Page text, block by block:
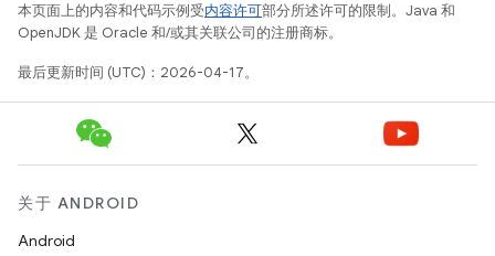
本页面上的内容和代码示例受内容许可部分所述许可的限制。Java 和
OpenJDK 是 Oracle 和/或其关联公司的注册商标。
最后更新时间 (UTC)：2026-04-17。
关于 ANDROID
Android